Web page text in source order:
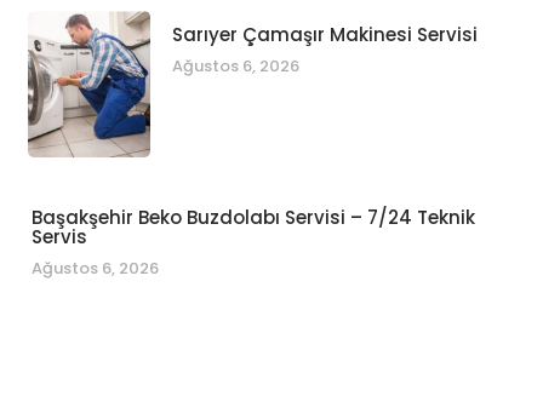
Sarıyer Çamaşır Makinesi Servisi
Ağustos 6, 2026
Başakşehir Beko Buzdolabı Servisi – 7/24 Teknik
Servis
Ağustos 6, 2026